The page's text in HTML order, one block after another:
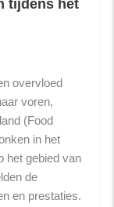
tijdens het
overvloed
voren,
(Food
in het
het gebied van
de
en prestaties.